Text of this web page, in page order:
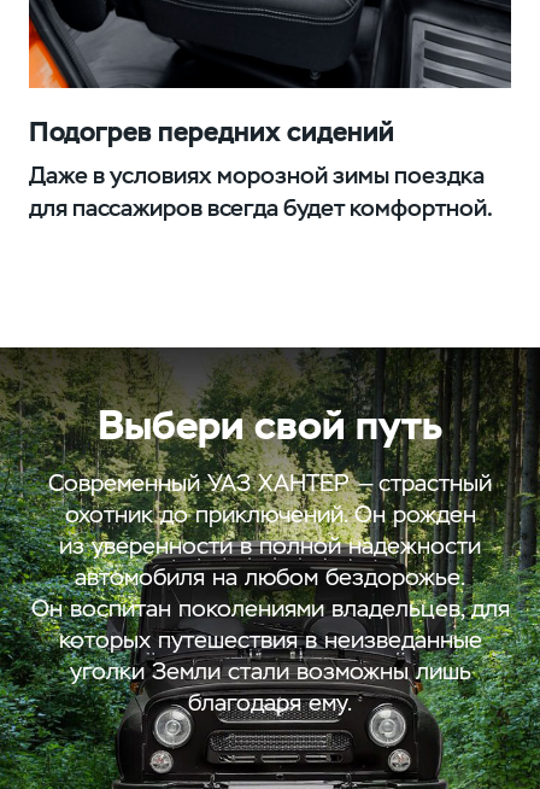
Подогрев передних сидений
Даже в условиях морозной зимы поездка
для пассажиров всегда будет комфортной.
Выбери свой путь
Современный УАЗ ХАНТЕР — страстный
охотник до приключений. Он рожден
из уверенности в полной надежности
автомобиля на любом бездорожье.
Он воспитан поколениями владельцев, для
которых путешествия в неизведанные
уголки Земли стали возможны лишь
благодаря ему.